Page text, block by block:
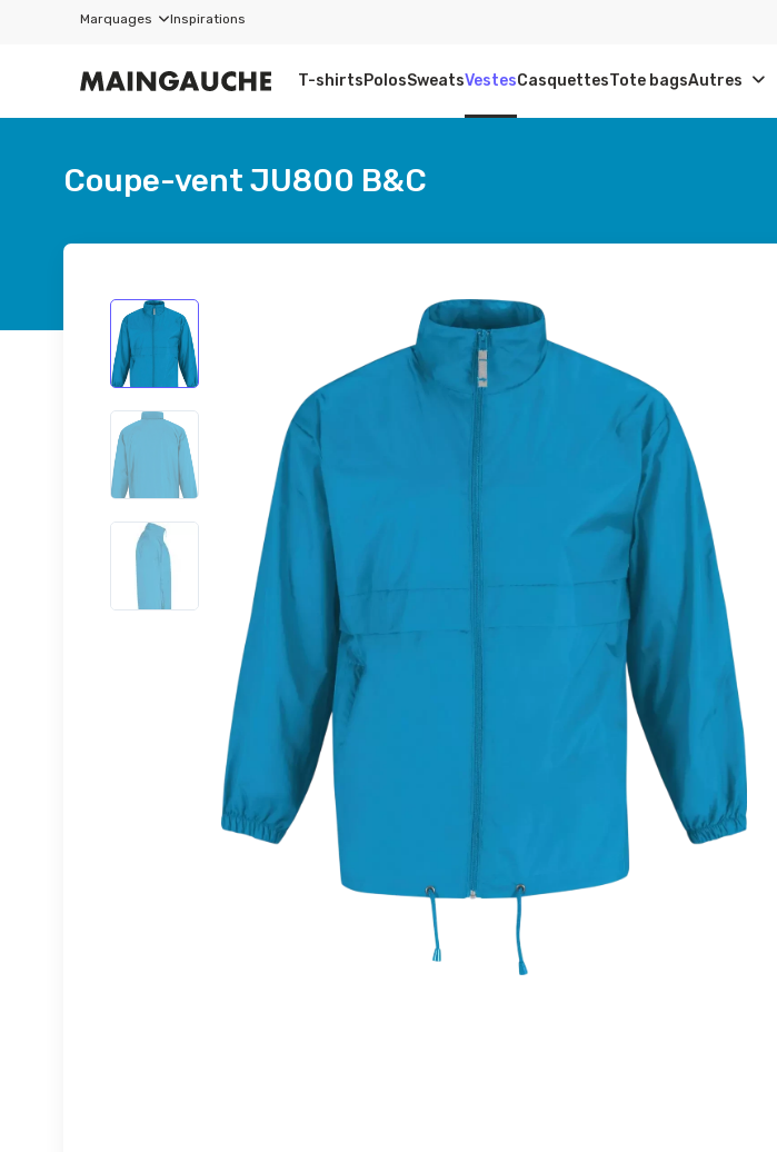
Marquages Inspirations
T-shirtsPolosSweatsVestesCasquettesTote bagsAutres
Coupe-vent JU800 B&C